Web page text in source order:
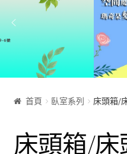
小椅凳/長方凳系列
居家飾品
沙發床
首頁 臥室系列 床頭箱/
床頭箱/床